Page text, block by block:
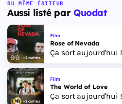
DU MÊME ÉDITEUR
Aussi listé par Quodat
+2 autres
Film
Rose of Nevada
Ça sort aujourd'hui !
+2 autres
Film
The World of Love
Ça sort aujourd'hui !